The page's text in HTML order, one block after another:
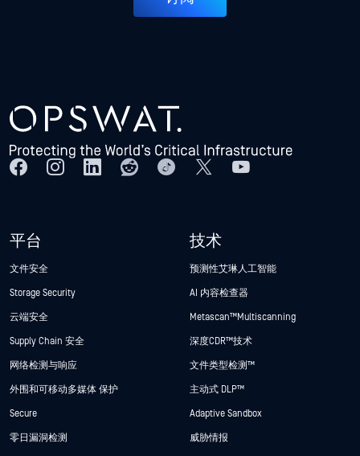
平台
文件安全
Storage Security
云端安全
Supply Chain 安全
网络检测与响应
外围和可移动多媒体 保护
Secure
零日漏洞检测
技术
预测性艾琳人工智能
AI 内容检查器
Metascan™ Multiscanning
深度CDR™技术
文件类型检测™
主动式 DLP™
Adaptive Sandbox
威胁情报